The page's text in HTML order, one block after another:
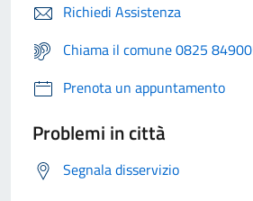
Richiedi Assistenza
Chiama il comune 0825
Prenota un appuntamento
Problemi in città
Segnala disservizio